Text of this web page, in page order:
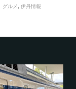
グルメ ,伊丹情報